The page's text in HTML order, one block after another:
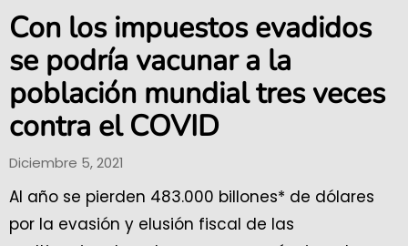
Con los impuestos evadidos
se podría vacunar a la
población mundial tres veces
contra el COVID
Diciembre 5, 2021
Al año se pierden 483.000 billones* de dólares
por la evasión y elusión fiscal de las